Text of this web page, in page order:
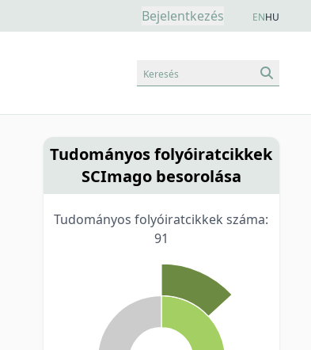
Bejelentkezés ENHU
Keresés
Tudományos folyóiratcikkek
SCImago besorolása
Tudományos folyóiratcikkek száma:
91